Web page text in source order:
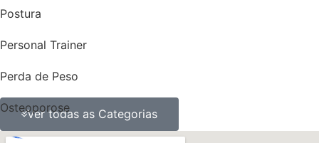
Postura
Personal Trainer
Perda de Peso
Osteoporose
ossos
Ver todas as Categorias